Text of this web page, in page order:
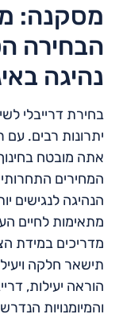
מסקנה:
הבחירה
נהיגה
בחירת דרייבלי
יתרונות רבים.
אתה מובטח
המחירים
הנהיגה לנגישים
מתאימות לחיים
מדריכים במידת
תישאר חלקה
הוראה יעילות,
והמיומנויות